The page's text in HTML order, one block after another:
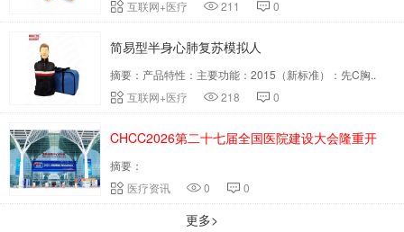
互联网+医疗
211 0
简易型半身心肺复苏模拟人
摘要：产品特性：主要功能：2015（新标准）：先C胸..
互联网+医疗
218 0
CHCC2026第二十七届全国医院建设大会隆重开
幕！
摘要：
医疗资讯
0 0
更多>